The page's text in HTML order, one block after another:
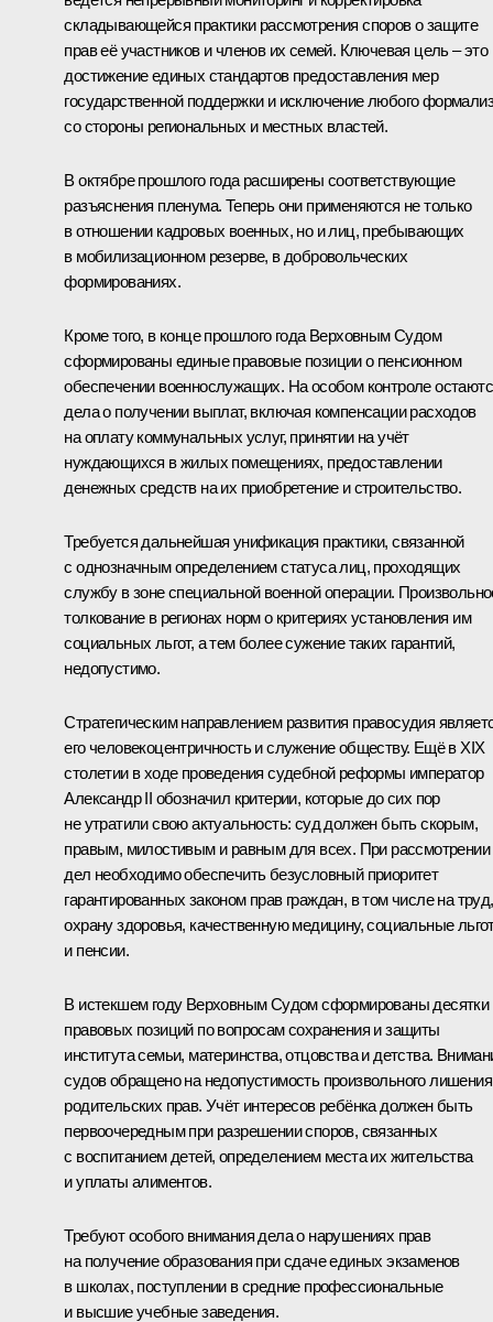
складывающейся практики рассмотрения споров о защите
прав её участников и членов их семей. Ключевая цель – это
достижение единых стандартов предоставления мер
государственной поддержки и исключение любого
со стороны региональных и местных властей.
В октябре прошлого года расширены соответствующие
разъяснения пленума. Теперь они применяются не только
в отношении кадровых военных, но и лиц, пребывающих
в мобилизационном резерве, в добровольческих
формированиях.
Кроме того, в конце прошлого года Верховным Судом
сформированы единые правовые позиции о пенсионном
обеспечении военнослужащих. На особом контроле
дела о получении выплат, включая компенсации расходов
на оплату коммунальных услуг, принятии на учёт
нуждающихся в жилых помещениях, предоставлении
денежных средств на их приобретение и строительство.
Требуется дальнейшая унификация практики, связанной
с однозначным определением статуса лиц, проходящих
службу в зоне специальной военной операции.
толкование в регионах норм о критериях установления им
социальных льгот, а тем более сужение таких гарантий,
недопустимо.
Стратегическим направлением развития правосудия
его человекоцентричность и служение обществу. Ещё в XIX
столетии в ходе проведения судебной реформы император
Александр II обозначил критерии, которые до сих пор
не утратили свою актуальность: суд должен быть скорым,
правым, милостивым и равным для всех. При рассмотрении
дел необходимо обеспечить безусловный приоритет
гарантированных законом прав граждан, в том числе на труд,
охрану здоровья, качественную медицину, социальные
и пенсии.
В истекшем году Верховным Судом сформированы десятки
правовых позиций по вопросам сохранения и защиты
института семьи, материнства, отцовства и детства.
судов обращено на недопустимость произвольного лишения
родительских прав. Учёт интересов ребёнка должен быть
первоочередным при разрешении споров, связанных
с воспитанием детей, определением места их жительства
и уплаты алиментов.
Требуют особого внимания дела о нарушениях прав
на получение образования при сдаче единых экзаменов
в школах, поступлении в средние профессиональные
и высшие учебные заведения.